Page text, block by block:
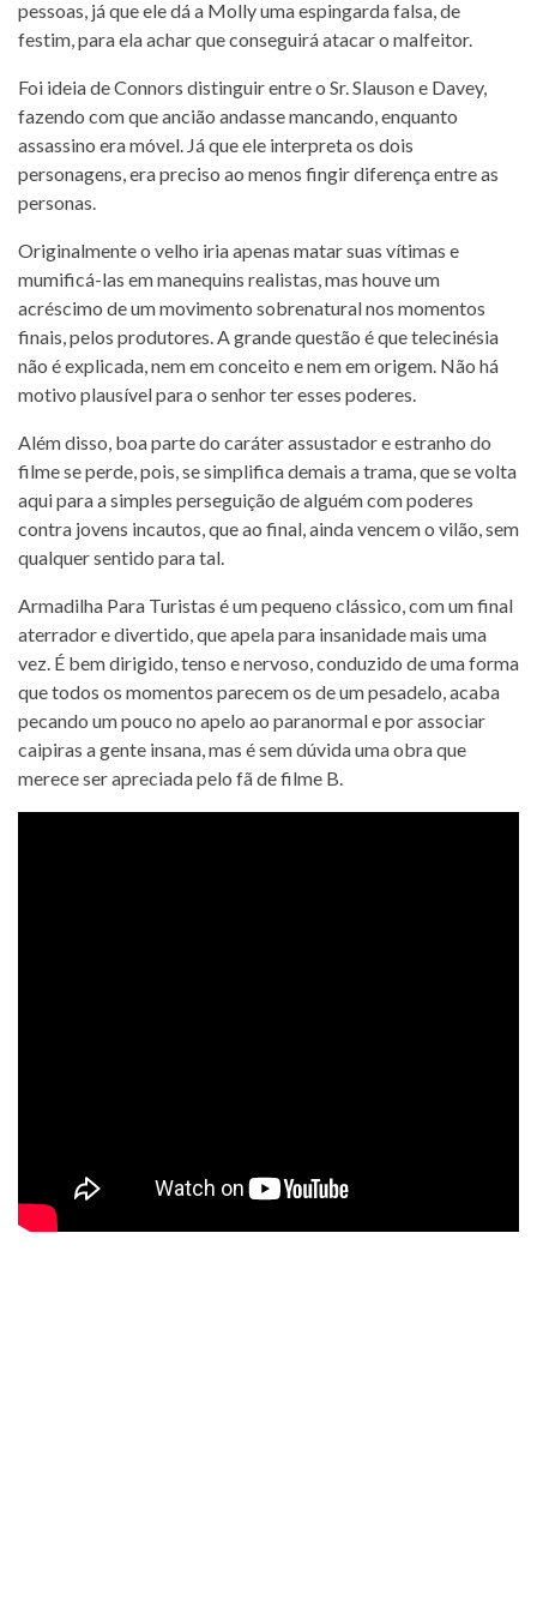
pessoas, já que ele dá a Molly uma espingarda falsa, de
festim, para ela achar que conseguirá atacar o malfeitor.
Foi ideia de Connors distinguir entre o Sr. Slauson e Davey,
fazendo com que ancião andasse mancando, enquanto
assassino era móvel. Já que ele interpreta os dois
personagens, era preciso ao menos fingir diferença entre as
personas.
Originalmente o velho iria apenas matar suas vítimas e
mumificá-las em manequins realistas, mas houve um
acréscimo de um movimento sobrenatural nos momentos
finais, pelos produtores. A grande questão é que telecinésia
não é explicada, nem em conceito e nem em origem. Não há
motivo plausível para o senhor ter esses poderes.
Além disso, boa parte do caráter assustador e estranho do
filme se perde, pois, se simplifica demais a trama, que se volta
aqui para a simples perseguição de alguém com poderes
contra jovens incautos, que ao final, ainda vencem o vilão, sem
qualquer sentido para tal.
Armadilha Para Turistas é um pequeno clássico, com um final
aterrador e divertido, que apela para insanidade mais uma
vez. É bem dirigido, tenso e nervoso, conduzido de uma forma
que todos os momentos parecem os de um pesadelo, acaba
pecando um pouco no apelo ao paranormal e por associar
caipiras a gente insana, mas é sem dúvida uma obra que
merece ser apreciada pelo fã de filme B.